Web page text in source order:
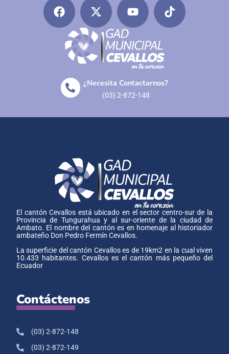
¿Necesita Contactarnos?
(03) 2-872-148
El cantón Cevallos está ubicado en el sector centro-sur de la
Provincia de Tungurahua y al sur-oriente de la ciudad de
Ambato. El nombre del cantón es en homenaje al historiador
ambateño Don Pedro Fermín Cevallos.
La superficie del cantón Cevallos es de 19km2 en la cual viven
10.433 habitantes. Cevallos es el cantón más pequeño del
Ecuador
Contáctenos
(03) 2-872-148
(03) 2-872-149